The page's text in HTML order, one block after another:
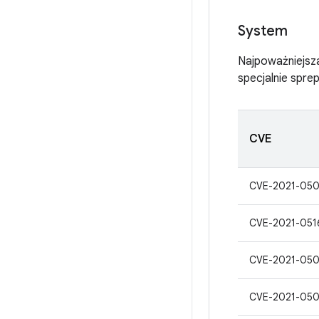
System
specjalnie
CVE
CVE-2021-
CVE-2021-
CVE-2021-
CVE-2021-